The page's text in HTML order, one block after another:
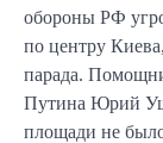
обороны РФ
по центру
парада.
Путина Юрий
площади не